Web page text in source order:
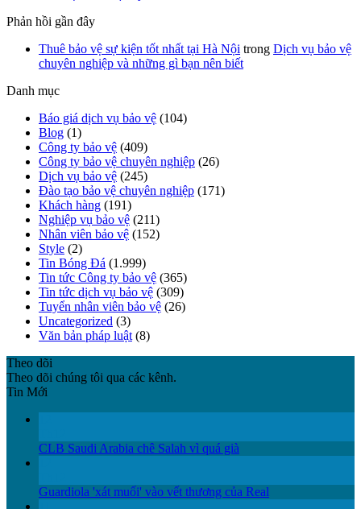
Phản hồi gần đây
Thuê bảo vệ sự kiện tốt nhất tại Hà Nội trong Dịch vụ bảo vệ
chuyên nghiệp và những gì bạn nên biết
Danh mục
Báo giá dịch vụ bảo vệ (104)
Blog (1)
Công ty bảo vệ (409)
Công ty bảo vệ chuyên nghiệp (26)
Dịch vụ bảo vệ (245)
Đào tạo bảo vệ chuyên nghiệp (171)
Khách hàng (191)
Nghiệp vụ bảo vệ (211)
Nhân viên bảo vệ (152)
Style (2)
Tin Bóng Đá (1.999)
Tin tức Công ty bảo vệ (365)
Tin tức dịch vụ bảo vệ (309)
Tuyển nhân viên bảo vệ (26)
Uncategorized (3)
Văn bản pháp luật (8)
Theo dõi
Theo dõi chúng tôi qua các kênh.
Tin Mới
CLB Saudi Arabia chê Salah vì quá già
Guardiola 'xát muối' vào vết thương của Real